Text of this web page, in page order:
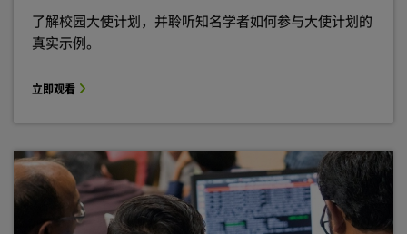
了解校园大使计划，并聆听知名学者如何参与大使计划的
真实示例。
立即观看